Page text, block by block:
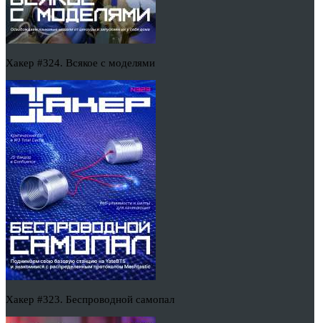
Хакер #324. Всякое с моделями
Хакер #323. Беспроводной самопал